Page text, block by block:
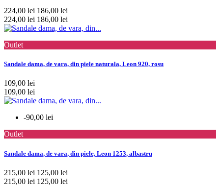
224,00 lei 186,00 lei
224,00 lei 186,00 lei
Outlet
Sandale dama, de vara, din piele naturala, Leon 920, rosu
109,00 lei
109,00 lei
-90,00 lei
Outlet
Sandale dama, de vara, din piele, Leon 1253, albastru
215,00 lei 125,00 lei
215,00 lei 125,00 lei